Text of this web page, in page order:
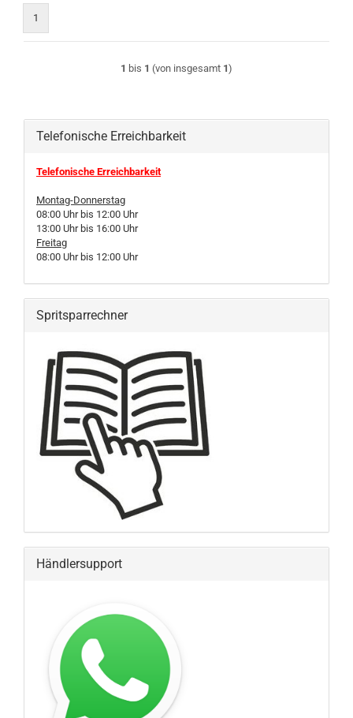
1
1 bis 1 (von insgesamt 1)
Telefonische Erreichbarkeit
Telefonische Erreichbarkeit
Montag-Donnerstag
08:00 Uhr bis 12:00 Uhr
13:00 Uhr bis 16:00 Uhr
Freitag
08:00 Uhr bis 12:00 Uhr
Spritsparrechner
Händlersupport